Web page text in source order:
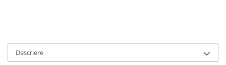
Cacao
Descriere